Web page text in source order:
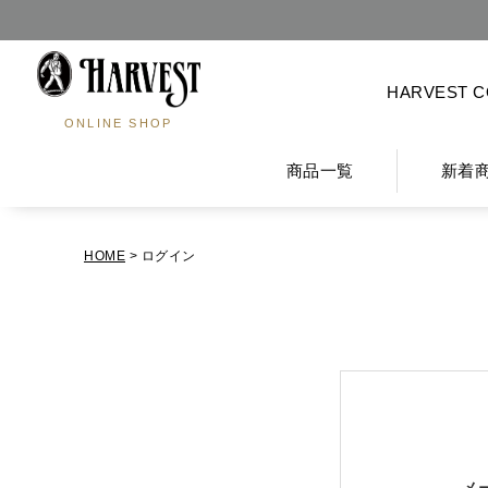
ONLINE SHOP
HARVEST
商品一覧 新着
HOME ログイン